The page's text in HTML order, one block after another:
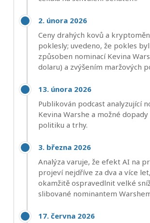
2. února 2026
Ceny drahých kovů a
poklesly; uvedeno, že pokles
způsoben nominací Kevina
dolaru) a zvýšením maržových
13. února 2026
Publikován podcast analyzující
Kevina Warshe a možné
politiku a trhy.
3. března 2026
Analýza varuje, že efekt AI na
projeví nejdříve za dva a více
okamžitě ospravedlnit velké
slibované nominantem
17. června 2026